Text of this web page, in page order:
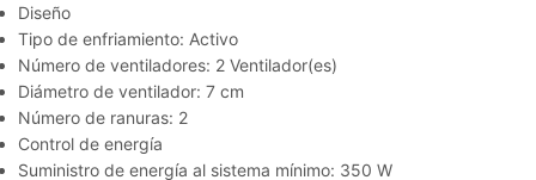
Diseño
Tipo de enfriamiento: Activo
Número de ventiladores: 2 Ventilador(es)
Diámetro de ventilador: 7 cm
Número de ranuras: 2
Control de energía
Suministro de energía al sistema mínimo: 350 W